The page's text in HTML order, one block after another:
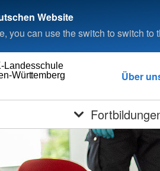
Website
you can use the switch to switch to
Württemberg
Landesschule
Über